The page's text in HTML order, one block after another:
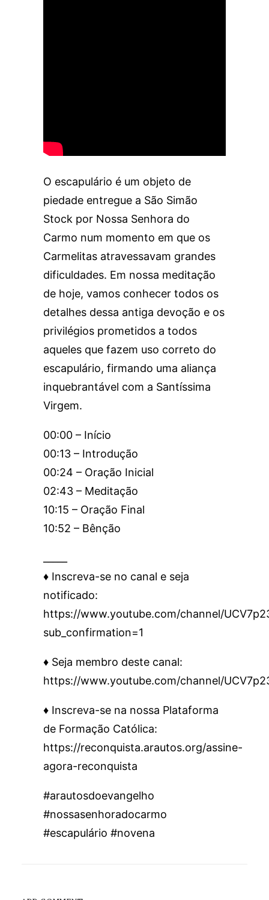
O escapulário é um objeto de
piedade entregue a São Simão
Stock por Nossa Senhora do
Carmo num momento em que os
Carmelitas atravessavam grandes
dificuldades. Em nossa meditação
de hoje, vamos conhecer todos os
detalhes dessa antiga devoção e os
privilégios prometidos a todos
aqueles que fazem uso correto do
escapulário, firmando uma aliança
inquebrantável com a Santíssima
Virgem.
00:00 – Início
00:13 – Introdução
00:24 – Oração Inicial
02:43 – Meditação
10:15 – Oração Final
10:52 – Bênção
♦️ Inscreva-se no canal e seja
notificado:
https://www.youtube.com/channel/
sub_confirmation=1
♦️ Seja membro deste canal:
https://www.youtube.com/channel/
♦️ Inscreva-se na nossa Plataforma
de Formação Católica:
https://reconquista.arautos.org/assine-
agora-reconquista
#arautosdoevangelho
#nossasenhoradocarmo
#escapulário #novena